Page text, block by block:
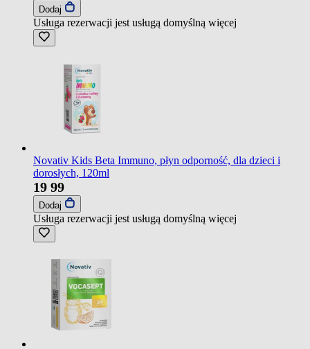
Dodaj
Usługa rezerwacji jest usługą domyślną więcej
Novativ Kids Beta Immuno, płyn odporność, dla dzieci i
dorosłych, 120ml
19 99
Dodaj
Usługa rezerwacji jest usługą domyślną więcej